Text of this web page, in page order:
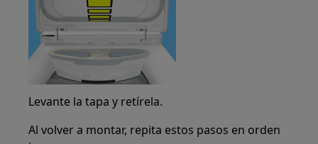
Levante la tapa y retírela.
Al volver a montar, repita estos pasos en orden